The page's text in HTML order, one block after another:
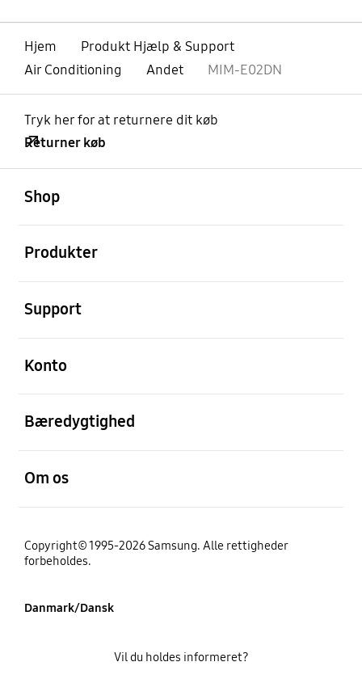
Hjem
Produkt Hjælp & Support
Air Conditioning
Andet MIM-E02DN
Tryk her for at returnere dit køb
Returner køb
Shop
Produkter
Support
Konto
Bæredygtighed
Om os
Copyright© 1995-2026 Samsung. Alle rettigheder
forbeholdes.
Danmark/Dansk
Vil du holdes informeret?